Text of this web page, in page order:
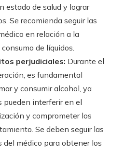
estado de salud y lograr
Se recomienda seguir las
en relación a la
de líquidos.
perjudiciales: Durante el
es fundamental
y consumir alcohol, ya
pueden interferir en el
y comprometer los
Se deben seguir las
del médico para obtener los